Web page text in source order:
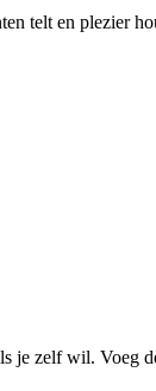
telt en plezier
zelf wil. Voeg